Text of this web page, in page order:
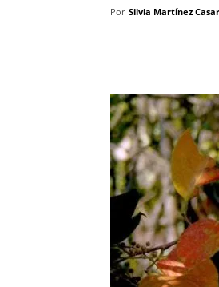
Por Silvia Martínez